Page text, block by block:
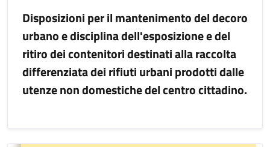
Disposizioni per il mantenimento del decoro
urbano e disciplina dell'esposizione e del
ritiro dei contenitori destinati alla raccolta
differenziata dei rifiuti urbani prodotti dalle
utenze non domestiche del centro cittadino.